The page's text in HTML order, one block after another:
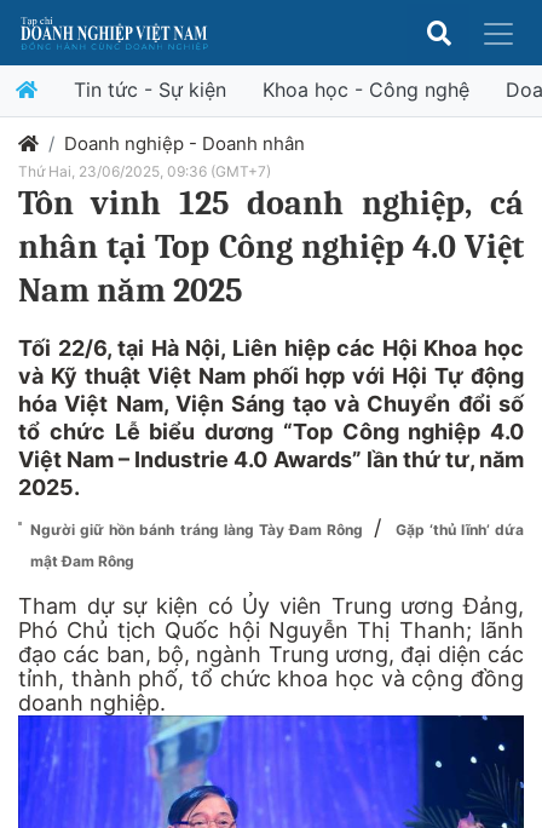
Tin tức - Sự kiện Khoa học - Công nghệ
Doanh nghiệp - Doanh nhân
Thứ Hai, 23/06/2025, 09:36 (GMT+7)
Tôn vinh 125 doanh nghiệp, cá
nhân tại Top Công nghiệp 4.0 Việt
Nam năm 2025
Tối 22/6, tại Hà Nội, Liên hiệp các Hội Khoa học
và Kỹ thuật Việt Nam phối hợp với Hội Tự động
hóa Việt Nam, Viện Sáng tạo và Chuyển đổi số
tổ chức Lễ biểu dương “Top Công nghiệp 4.0
Việt Nam – Industrie 4.0 Awards” lần thứ tư, năm
2025.
Người giữ hồn bánh tráng làng Tày Đam Rông /
Gặp ‘thủ lĩnh’ dứa
mật Đam Rông
Tham dự sự kiện có Ủy viên Trung ương Đảng,
Phó Chủ tịch Quốc hội Nguyễn Thị Thanh; lãnh
đạo các ban, bộ, ngành Trung ương, đại diện các
tỉnh, thành phố, tổ chức khoa học và cộng đồng
doanh nghiệp.